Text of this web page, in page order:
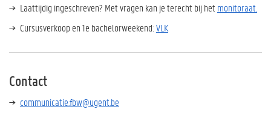
Laattijdig ingeschreven? Met vragen kan je terecht bij hetmonitoraat.
Cursusverkoop en 1e bachelorweekend:VLK
Contact
communicatie.fbw@ugent.be